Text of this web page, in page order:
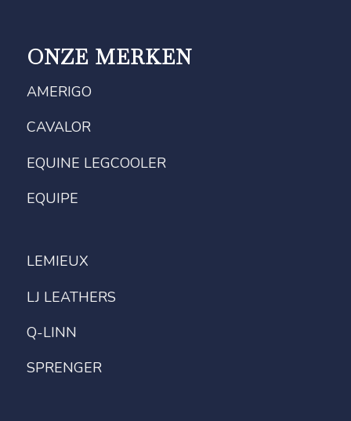
ONZE MERKEN
AMERIGO
CAVALOR
EQUINE LEGCOOLER
EQUIPE
LEMIEUX
LJ LEATHERS
Q-LINN
SPRENGER